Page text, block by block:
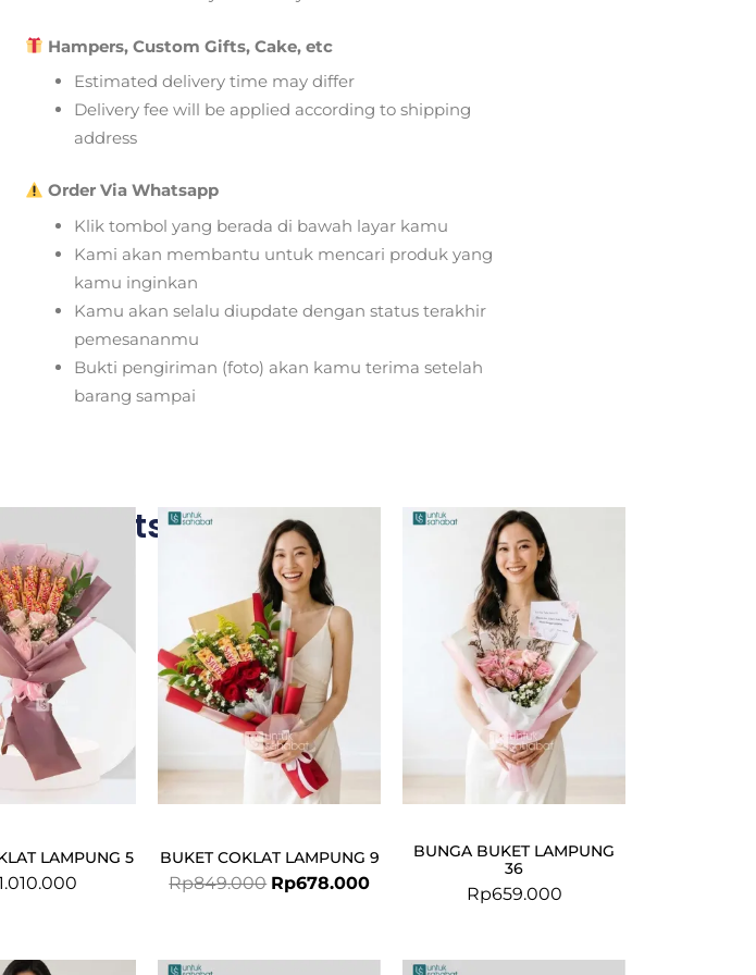
Hampers, Custom Gifts, Cake, etc
Estimated delivery time may differ
Delivery fee will be applied according to shipping
address
Order Via Whatsapp
Klik tombol yang berada di bawah layar kamu
Kami akan membantu untuk mencari produk yang
kamu inginkan
Kamu akan selalu diupdate dengan status terakhir
pemesananmu
Bukti pengiriman (foto) akan kamu terima setelah
barang sampai
Products
LAMPUNG 5 BUKET COKLAT LAMPUNG 9
Rp849.000
Original
price
was:
Rp849.000.
Rp678.000
Current
BUNGA BUKET LAMPUNG
36
Rp659.000
Original
Current
Current